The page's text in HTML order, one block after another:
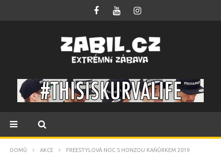
DOMŮ AKCE FREESTYLOVÁ NOC S HONZOU KAŇŮRKEM 2019